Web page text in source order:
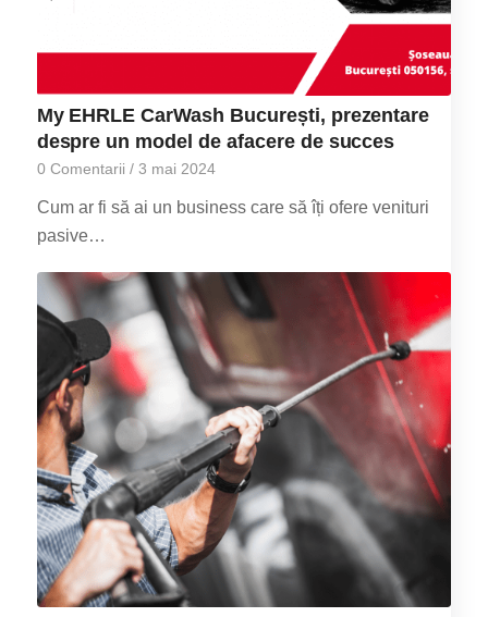
My EHRLE CarWash București, prezentare
despre un model de afacere de succes
0 Comentarii / 3 mai 2024
Cum ar fi să ai un business care să îți ofere venituri
pasive…